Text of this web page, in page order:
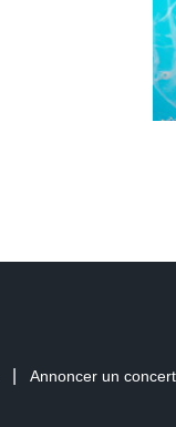
Annoncer un concert